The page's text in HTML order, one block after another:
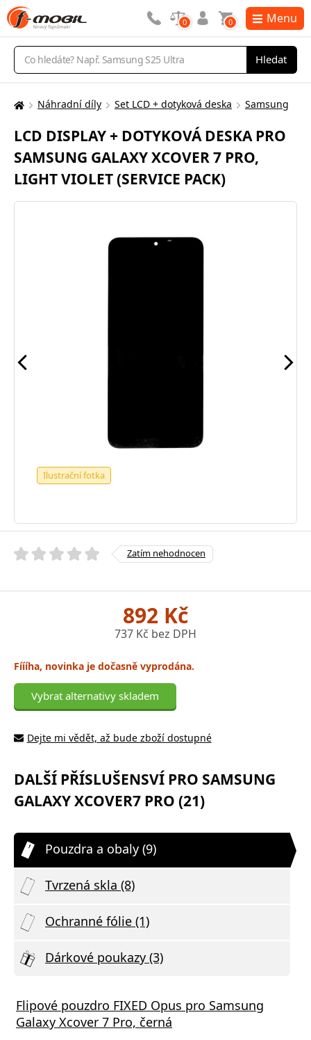
Vyhledávání
Hledat
0 0 Menu
Zde
nacházíte:
Náhradní díly Set LCD + dotyková deska Samsung
LCD DISPLAY + DOTYKOVÁ DESKA PRO
SAMSUNG GALAXY XCOVER 7 PRO,
LIGHT VIOLET (SERVICE PACK)
Ilustrační fotka
Zatím nehodnocen
892 Kč
737 Kč bez DPH
Fíííha, novinka je dočasně vyprodána.
Vybrat alternativy skladem
Dejte mi vědět, až bude zboží dostupné
DALŠÍ PŘÍSLUŠENSVÍ PRO SAMSUNG
GALAXY XCOVER7 PRO (21)
Pouzdra a obaly (9)
Tvrzená skla (8)
Ochranné fólie (1)
Dárkové poukazy (3)
Flipové pouzdro FIXED Opus pro Samsung
Galaxy Xcover 7 Pro, černá